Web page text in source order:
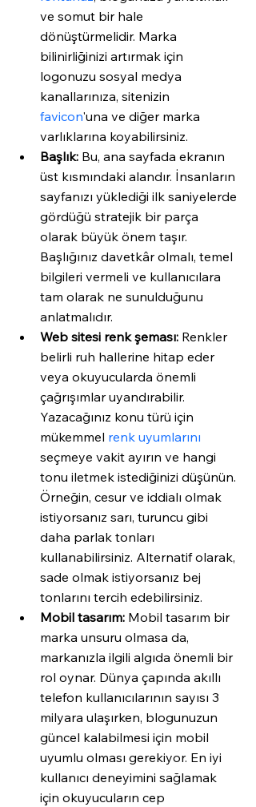
ve somut bir hale
dönüştürmelidir. Marka
bilinirliğinizi artırmak için
logonuzu sosyal medya
kanallarınıza, sitenizin
favicon'una ve diğer marka
varlıklarına koyabilirsiniz.
Başlık: Bu, ana sayfada ekranın
üst kısmındaki alandır. İnsanların
sayfanızı yüklediği ilk saniyelerde
gördüğü stratejik bir parça
olarak büyük önem taşır.
Başlığınız davetkâr olmalı, temel
bilgileri vermeli ve kullanıcılara
tam olarak ne sunulduğunu
anlatmalıdır.
Web sitesi renk şeması: Renkler
belirli ruh hallerine hitap eder
veya okuyucularda önemli
çağrışımlar uyandırabilir.
Yazacağınız konu türü için
mükemmel renk uyumlarını
seçmeye vakit ayırın ve hangi
tonu iletmek istediğinizi düşünün.
Örneğin, cesur ve iddialı olmak
istiyorsanız sarı, turuncu gibi
daha parlak tonları
kullanabilirsiniz. Alternatif olarak,
sade olmak istiyorsanız bej
tonlarını tercih edebilirsiniz.
Mobil tasarım: Mobil tasarım bir
marka unsuru olmasa da,
markanızla ilgili algıda önemli bir
rol oynar. Dünya çapında akıllı
telefon kullanıcılarının sayısı 3
milyara ulaşırken, blogunuzun
güncel kalabilmesi için mobil
uyumlu olması gerekiyor. En iyi
kullanıcı deneyimini sağlamak
için okuyucuların cep